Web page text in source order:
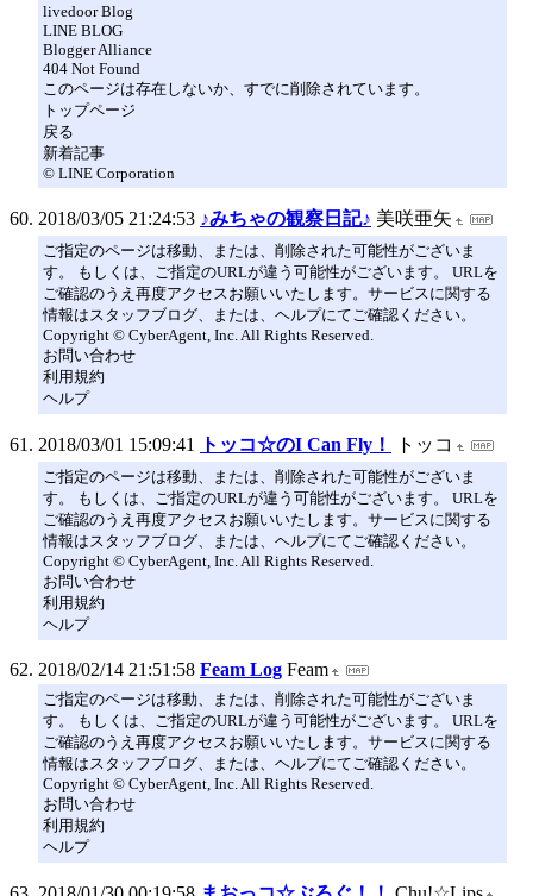
livedoor Blog
LINE BLOG
Blogger Alliance
404 Not Found
このページは存在しないか、すでに削除されています。
トップページ
戻る
新着記事
© LINE Corporation
2018/03/05 21:24:53 ♪みちゃの観察日記♪ 美咲亜矢
ご指定のページは移動、または、削除された可能性がございま
す。 もしくは、ご指定のURLが違う可能性がございます。 URLを
ご確認のうえ再度アクセスお願いいたします。サービスに関する
情報はスタッフブログ、または、ヘルプにてご確認ください。
Copyright © CyberAgent, Inc. All Rights Reserved.
お問い合わせ
利用規約
ヘルプ
2018/03/01 15:09:41 トッコ☆のI Can Fly！ トッコ
ご指定のページは移動、または、削除された可能性がございま
す。 もしくは、ご指定のURLが違う可能性がございます。 URLを
ご確認のうえ再度アクセスお願いいたします。サービスに関する
情報はスタッフブログ、または、ヘルプにてご確認ください。
Copyright © CyberAgent, Inc. All Rights Reserved.
お問い合わせ
利用規約
ヘルプ
2018/02/14 21:51:58 Feam Log Feam
ご指定のページは移動、または、削除された可能性がございま
す。 もしくは、ご指定のURLが違う可能性がございます。 URLを
ご確認のうえ再度アクセスお願いいたします。サービスに関する
情報はスタッフブログ、または、ヘルプにてご確認ください。
Copyright © CyberAgent, Inc. All Rights Reserved.
お問い合わせ
利用規約
ヘルプ